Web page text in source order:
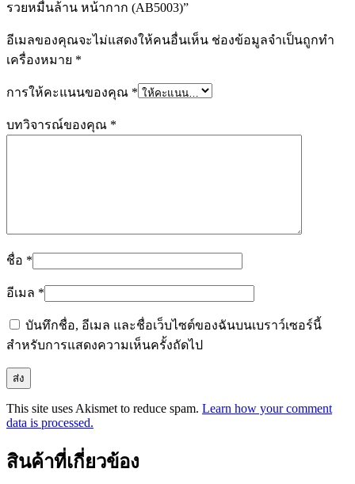
รวยหมื่นล้าน หน้ากาก (AB5003)”
อีเมลของคุณจะไม่แสดงให้คนอื่นเห็น ช่องข้อมูลจำเป็นถูกทำ
เครื่องหมาย *
การให้คะแนนของคุณ *
บทวิจารณ์ของคุณ *
ชื่อ *
อีเมล *
บันทึกชื่อ, อีเมล และชื่อเว็บไซต์ของฉันบนเบราว์เซอร์นี้
สำหรับการแสดงความเห็นครั้งถัดไป
This site uses Akismet to reduce spam. Learn how your comment
data is processed.
สินค้าที่เกี่ยวข้อง